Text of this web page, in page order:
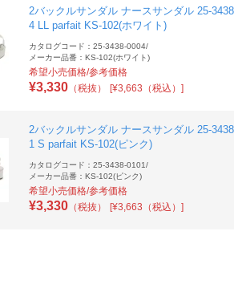
2バックルサンダル ナースサンダル 25-
4 LL parfait KS-102(ホワイト)
カタログコード：25-3438-0004/
メーカー品番：KS-102(ホワイト)
希望小売価格/参考価格
¥3,330 （税抜） [¥3,663（税込）]
2バックルサンダル ナースサンダル 25-
1 S parfait KS-102(ピンク)
カタログコード：25-3438-0101/
メーカー品番：KS-102(ピンク)
希望小売価格/参考価格
¥3,330 （税抜） [¥3,663（税込）]